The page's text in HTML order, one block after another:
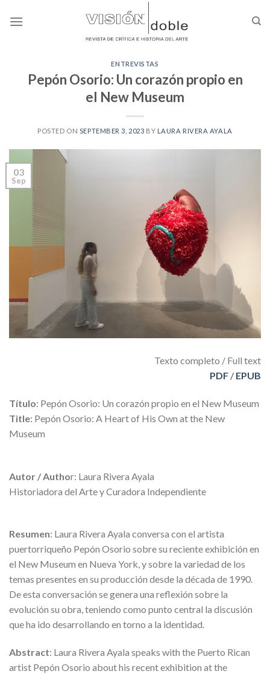
ENTREVISTAS
Pepón Osorio: Un corazón propio en
el New Museum
POSTED ON SEPTEMBER 3, 2023 BY LAURA RIVERA AYALA
03
Sep
Texto completo / Full text
PDF / EPUB
Título: Pepón Osorio: Un corazón propio en el New Museum
Title: Pepón Osorio: A Heart of His Own at the New
Museum
Autor / Author: Laura Rivera Ayala
Historiadora del Arte y Curadora Independiente
Resumen: Laura Rivera Ayala conversa con el artista
puertorriqueño Pepón Osorio sobre su reciente exhibición en
el New Museum en Nueva York, y sobre la variedad de los
temas presentes en su producción desde la década de 1990.
De esta conversación se genera una reflexión sobre la
evolución su obra, teniendo como punto central la discusión
que ha ido desarrollando en torno a la identidad.
Abstract: Laura Rivera Ayala speaks with the Puerto Rican
artist Pepón Osorio about his recent exhibition at the